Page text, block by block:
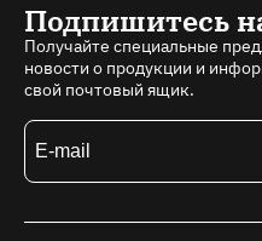
Подпишитесь
Получайте специальные
новости о продукции и
свой почтовый ящик.